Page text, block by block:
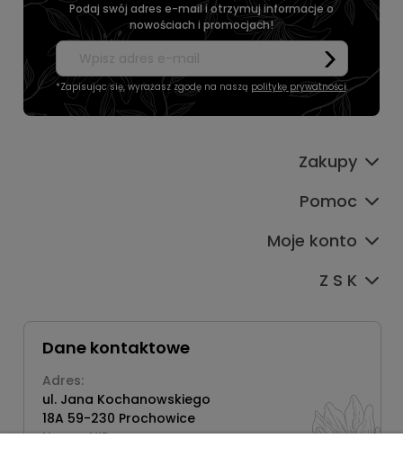
Podaj swój adres e-mail i otrzymuj informacje o
nowościach i promocjach!
*Zapisując się, wyrażasz zgodę na naszą politykę prywatności.
Zakupy
Pomoc
Moje konto
Z S K
Dane kontaktowe
Adres:
ul. Jana Kochanowskiego
18A 59-230 Prochowice
Numer NIP: